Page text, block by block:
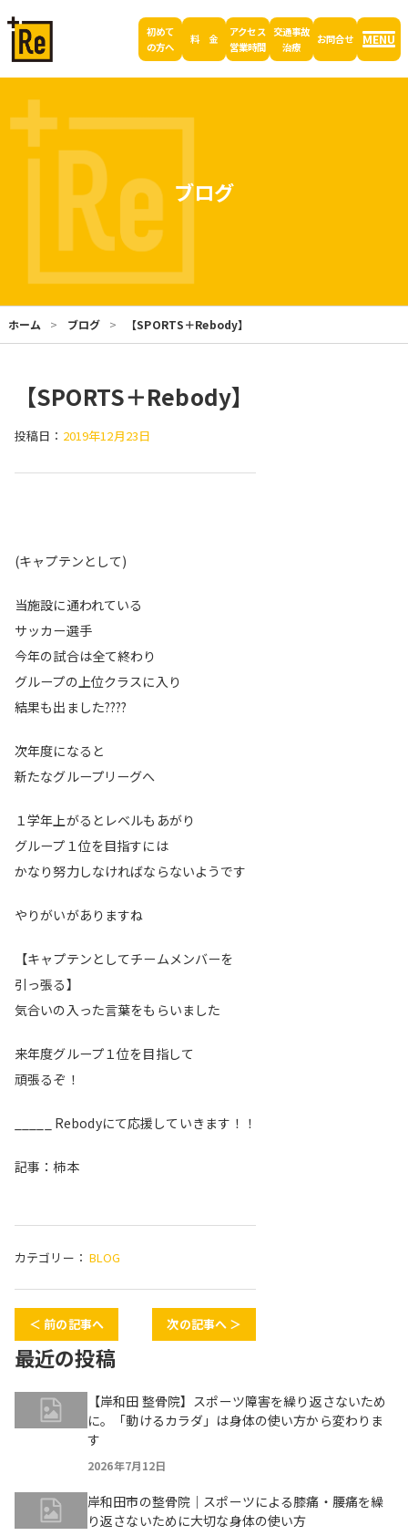
初めて
の方へ
料 金
アクセス
営業時間
交通事故
治療
お問合せ MENU
ブログ
ホーム ブログ 【SPORTS＋Rebody】
【SPORTS＋Rebody】
投稿日： 2019年12月23日
(キャプテンとして)
当施設に通われている
サッカー選手
今年の試合は全て終わり
グループの上位クラスに入り
結果も出ました????
次年度になると
新たなグループリーグへ
１学年上がるとレベルもあがり
グループ１位を目指すには
かなり努力しなければならないようです
やりがいがありますね
【キャプテンとしてチームメンバーを
引っ張る】
気合いの入った言葉をもらいました
来年度グループ１位を目指して
頑張るぞ！
_____ Rebodyにて応援していきます！！
記事：柿本
カテゴリー： BLOG
＜ 前の記事へ 次の記事へ ＞
最近の投稿
【岸和田 整骨院】スポーツ障害を繰り返さないため
に。「動けるカラダ」は身体の使い方から変わりま
す
2026年7月12日
岸和田市の整骨院｜スポーツによる膝痛・腰痛を繰
り返さないために大切な身体の使い方